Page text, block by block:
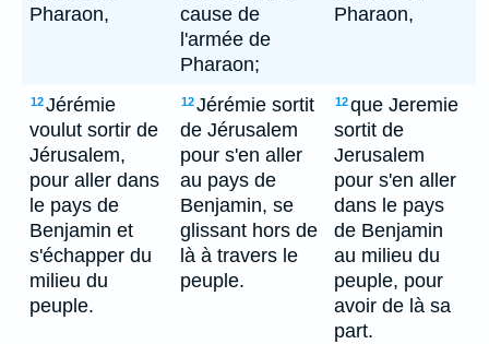
Pharaon,
cause de
l'armée de
Pharaon;
Pharaon,
12Jérémie
voulut sortir de
Jérusalem,
pour aller dans
le pays de
Benjamin et
s'échapper du
milieu du
peuple.
12Jérémie sortit
de Jérusalem
pour s'en aller
au pays de
Benjamin, se
glissant hors de
là à travers le
peuple.
12que Jeremie
sortit de
Jerusalem
pour s'en aller
dans le pays
de Benjamin
au milieu du
peuple, pour
avoir de là sa
part.